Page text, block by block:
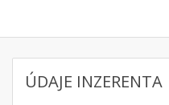
ÚDAJE INZERENTA